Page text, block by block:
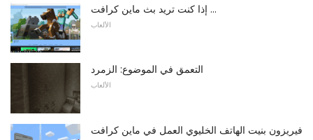
إذا كنت تريد بث ماين كرافت ...
الألعاب
التعمق في الموضوع: الزمرد
الألعاب
فيريزون بنيت الهاتف الخليوي العمل في ماين كرافت